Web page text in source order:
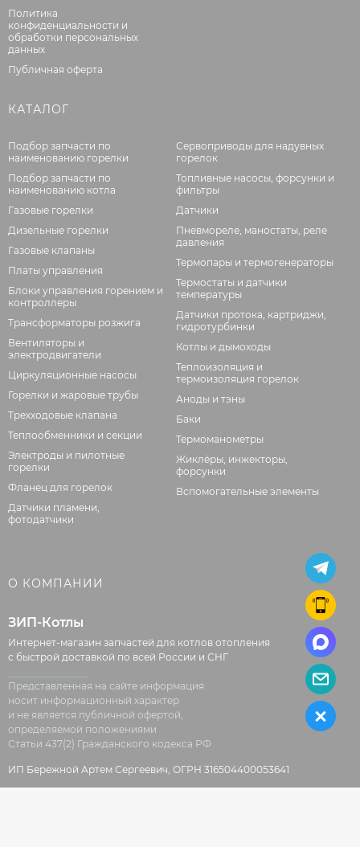
Политика
конфиденциальности и
обработки персональных
данных
Публичная оферта
КАТАЛОГ
Подбор запчасти по
наименованию горелки
Подбор запчасти по
наименованию котла
Газовые горелки
Дизельные горелки
Газовые клапаны
Платы управления
Блоки управления горением и
контроллеры
Трансформаторы розжига
Вентиляторы и
электродвигатели
Циркуляционные насосы
Горелки и жаровые трубы
Трехходовые клапана
Теплообменники и секции
Электроды и пилотные
горелки
Фланец для горелок
Датчики пламени,
фотодатчики
Сервоприводы для надувных
горелок
Топливные насосы, форсунки и
фильтры
Датчики
Пневмореле, маностаты, реле
давления
Термопары и термогенераторы
Термостаты и датчики
температуры
Датчики протока, картриджи,
гидротурбинки
Котлы и дымоходы
Теплоизоляция и
термоизоляция горелок
Аноды и тэны
Баки
Термоманометры
Жиклёры, инжекторы,
форсунки
Вспомогательные элементы
О КОМПАНИИ
ЗИП-Котлы
Интернет-магазин запчастей для котлов отопления
с быстрой доставкой по всей России и СНГ
Представленная на сайте информация
носит информационный характер
и не является публичной офертой,
определяемой положениями
Статьи 437(2) Гражданского кодекса РФ
ИП Бережной Артем Сергеевич, ОГРН 316504400053641